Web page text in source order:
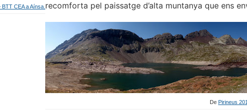
CEA a Aínsa. recomforta pel paissatge d’alta muntanya que ens
De Pirineus